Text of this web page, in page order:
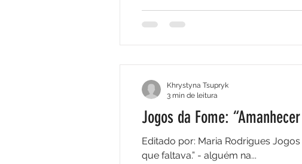
Jogos da Fome:
Editado por: Maria Rodrigues Jogos da Fome: “Amanhecer na Ceifa” ⭐⭐⭐⭐⭐ “É a peça do puzzle que eu nem sabia
que faltava.” - alguém na...
Khrystyna Tsupryk
3 min de leitura